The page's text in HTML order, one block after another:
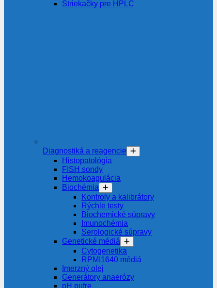
Striekačky pre HPLC
Diagnostiká a reagencie
Histopatológia
FISH sondy
Hemokoagulácia
Biochémia
Kontroly a kalibrátory
Rýchle testy
Biochemické súpravy
Imunochémia
Serologické súpravy
Genetické médiá
Cytogenetika
RPMI1640 médiá
Imerzný olej
Generátory anaerózy
pH pufre